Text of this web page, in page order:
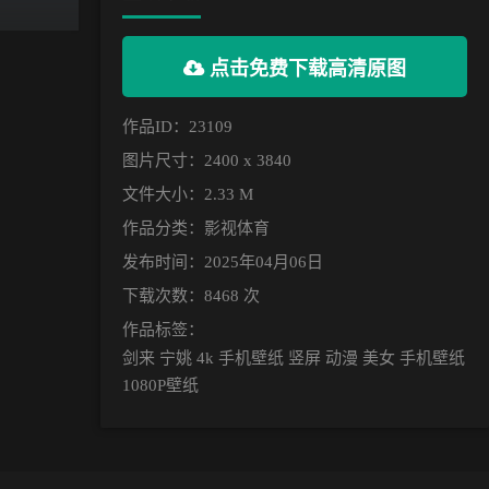
点击免费下载高清原图
作品ID：23109
图片尺寸：2400 x 3840
文件大小：2.33 M
作品分类： 影视体育
发布时间：2025年04月06日
下载次数：8468 次
作品标签：
剑来 宁姚 4k 手机壁纸 竖屏 动漫 美女 手机壁纸
1080P壁纸